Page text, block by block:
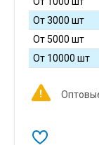
От 3000 шт
От 5000 шт
От 10000 шт